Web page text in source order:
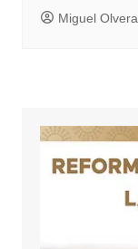
Miguel Olvera